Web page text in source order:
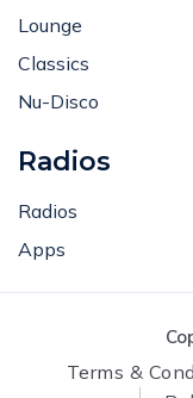
Lounge
Classics
Nu-Disco
Radios
Radios
Apps
Terms &